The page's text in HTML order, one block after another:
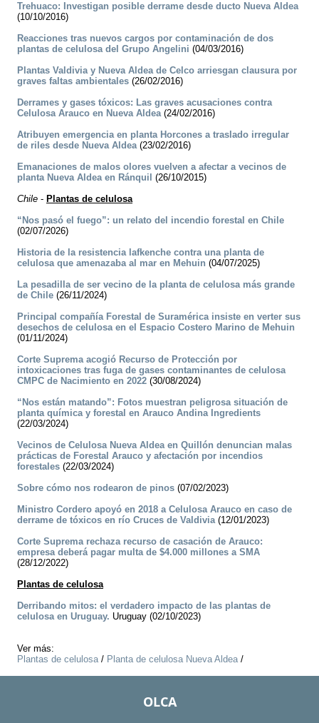
Trehuaco: Investigan posible derrame desde ducto Nueva Aldea
(10/10/2016)
Reacciones tras nuevos cargos por contaminación de dos
plantas de celulosa del Grupo Angelini (04/03/2016)
Plantas Valdivia y Nueva Aldea de Celco arriesgan clausura por
graves faltas ambientales (26/02/2016)
Derrames y gases tóxicos: Las graves acusaciones contra
Celulosa Arauco en Nueva Aldea(24/02/2016)
Atribuyen emergencia en planta Horcones a traslado irregular
de riles desde Nueva Aldea(23/02/2016)
Emanaciones de malos olores vuelven a afectar a vecinos de
planta Nueva Aldea en Ránquil (26/10/2015)
Chile - Plantas de celulosa
“Nos pasó el fuego”: un relato del incendio forestal en Chile
(02/07/2026)
Historia de la resistencia lafkenche contra una planta de
celulosa que amenazaba al mar en Mehuin (04/07/2025)
La pesadilla de ser vecino de la planta de celulosa más grande
de Chile (26/11/2024)
Principal compañía Forestal de Suramérica insiste en verter sus
desechos de celulosa en el Espacio Costero Marino de Mehuin
(01/11/2024)
Corte Suprema acogió Recurso de Protección por
intoxicaciones tras fuga de gases contaminantes de celulosa
CMPC de Nacimiento en 2022 (30/08/2024)
“Nos están matando”: Fotos muestran peligrosa situación de
planta química y forestal en Arauco Andina Ingredients
(22/03/2024)
Vecinos de Celulosa Nueva Aldea en Quillón denuncian malas
prácticas de Forestal Arauco y afectación por incendios
forestales (22/03/2024)
Sobre cómo nos rodearon de pinos (07/02/2023)
Ministro Cordero apoyó en 2018 a Celulosa Arauco en caso de
derrame de tóxicos en río Cruces de Valdivia(12/01/2023)
Corte Suprema rechaza recurso de casación de Arauco:
empresa deberá pagar multa de $4.000 millones a SMA
(28/12/2022)
Plantas de celulosa
Derribando mitos: el verdadero impacto de las plantas de
celulosa en Uruguay. Uruguay (02/10/2023)
Ver más:
Plantas de celulosa/ Planta de celulosa Nueva Aldea/
OLCA